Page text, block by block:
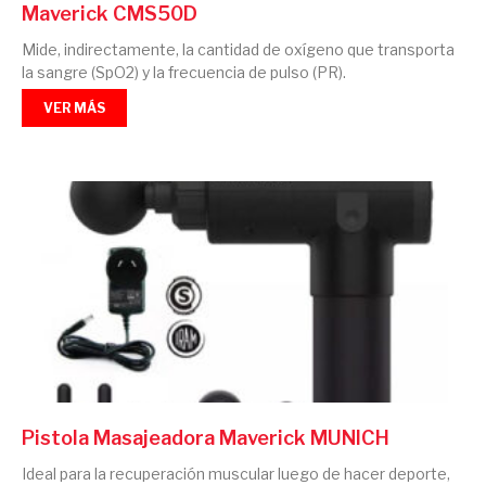
Maverick CMS50D
Mide, indirectamente, la cantidad de oxígeno que transporta
la sangre (SpO2) y la frecuencia de pulso (PR).
VER MÁS
Pistola Masajeadora Maverick MUNICH
Ideal para la recuperación muscular luego de hacer deporte,